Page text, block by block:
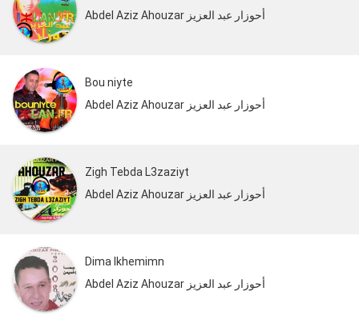
Abdel Aziz Ahouzar أحوزار عبد العزيز
Bou niyte
Abdel Aziz Ahouzar أحوزار عبد العزيز
Zigh Tebda L3zaziyt
Abdel Aziz Ahouzar أحوزار عبد العزيز
Dima Ikhemimn
Abdel Aziz Ahouzar أحوزار عبد العزيز